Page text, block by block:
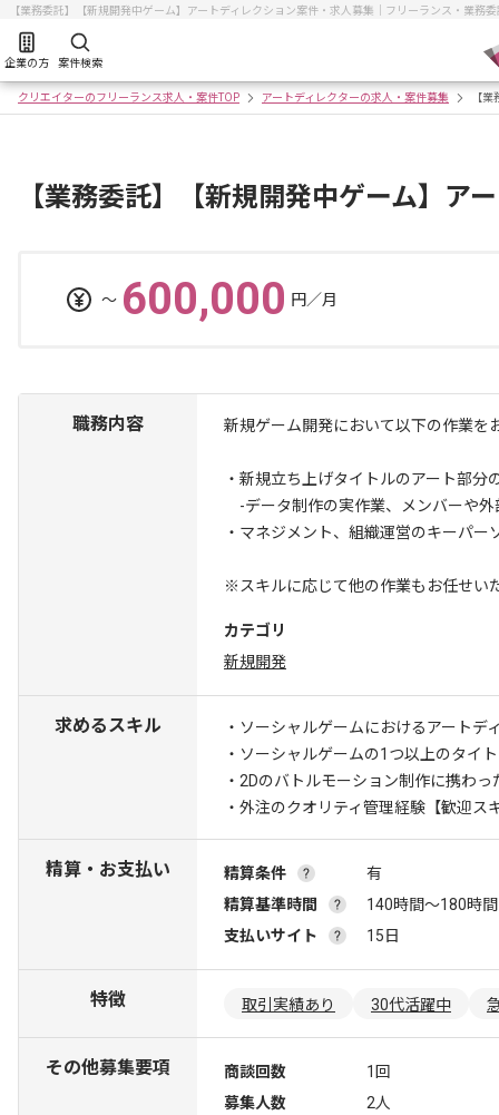
【業務委託】【新規開発中ゲーム】アートディレクション案件・求人募集｜フリーランス・業務
企業の方 案件検索
クリエイターのフリーランス求人・案件TOP アートディレクターの求人・案件募集 【
【業務委託】【新規開発中ゲーム】ア
〜 600,000 円／月
職務内容 新規ゲーム開発において以下の作業を
・新規立ち上げタイトルのアート部分
-データ制作の実作業、メンバーや
・マネジメント、組織運営のキーパー
※スキルに応じて他の作業もお任せい
カテゴリ
新規開発
求めるスキル
・ソーシャルゲームにおけるアートデ
・ソーシャルゲームの1つ以上のタイ
・2Dのバトルモーション制作に携わっ
・外注のクオリティ管理経験 【歓迎ス
精算・お支払い 精算条件
有
精算基準時間
140時間〜180時間
支払いサイト
15日
特徴 取引実績あり 30代活躍中
その他募集要項 商談回数
1回
募集人数
2人